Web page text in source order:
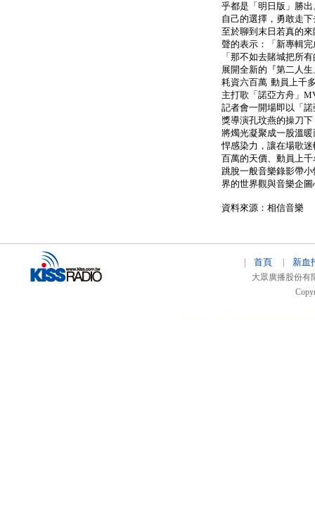
乎都是「明日版」勝
自己的選擇，勇敢走
至於聊到末日若真的
聲的表示：「新專輯
「那不如去賭城把所
展開全新的『第二人
耗資六百萬 動員上千
主打歌「諾亞方舟」
記者會一開場即以「
獎導演孔玟燕的操刀
將燭光凝聚成一股溫
悍感染力，讓在場歌
百萬的天價、動員上
跳脫一般音樂錄影帶
界的世界觀與音樂企圖
資料來源：相信音樂
首頁 新血
大眾廣播股份有